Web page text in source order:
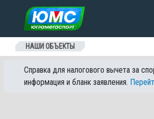
Перейти к содержанию
НАШИ ОБЪЕКТЫ
Справка для налогового вычета за
информация и бланк заявления.